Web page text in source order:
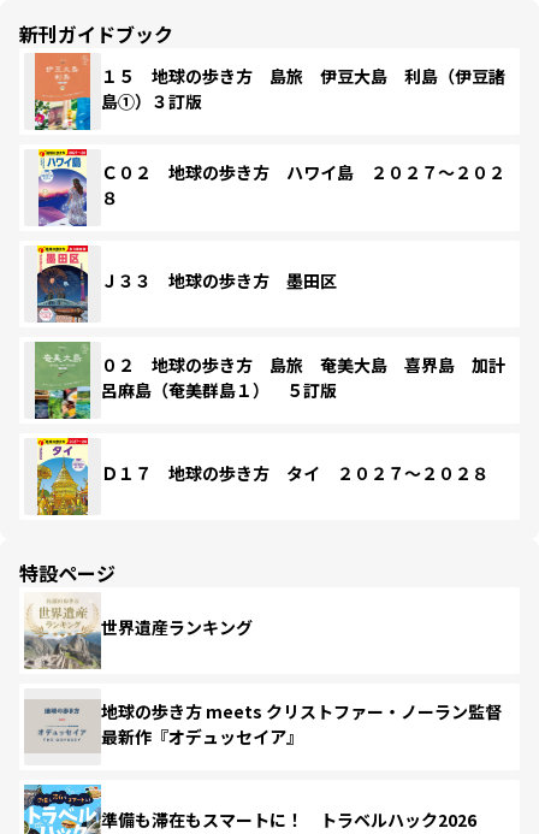
新刊ガイドブック
１５ 地球の歩き方 島旅 伊豆大島 利島（伊豆諸
島①）３訂版
Ｃ０２ 地球の歩き方 ハワイ島 ２０２７～２０２
８
Ｊ３３ 地球の歩き方 墨田区
０２ 地球の歩き方 島旅 奄美大島 喜界島 加計
呂麻島（奄美群島１） ５訂版
Ｄ１７ 地球の歩き方 タイ ２０２７～２０２８
特設ページ
世界遺産ランキング
地球の歩き方 meets クリストファー・ノーラン監督
最新作『オデュッセイア』
準備も滞在もスマートに！ トラベルハック2026